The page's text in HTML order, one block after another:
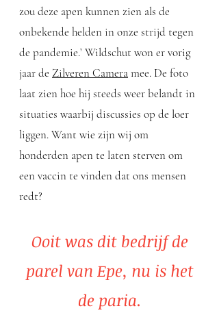
zou deze apen kunnen zien als de
onbekende helden in onze strijd tegen
de pandemie.’ Wildschut won er vorig
jaar de Zilveren Cameramee. De foto
laat zien hoe hij steeds weer belandt in
situaties waarbij discussies op de loer
liggen. Want wie zijn wij om
honderden apen te laten sterven om
een vaccin te vinden dat ons mensen
redt?
Ooit was dit bedrijf de
parel van Epe, nu is het
de paria.